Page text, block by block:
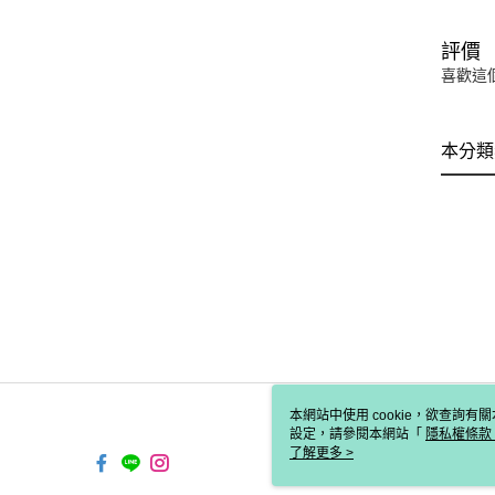
評價
喜歡這
本分
本網站中使用 cookie，欲查詢有
設定，請參閱本網站「 隱私權條款
使用 cookie。
了解更多 >